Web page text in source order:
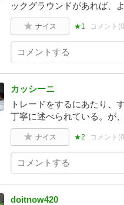
ックグラウンドがあれば、
ナイス ★1 コメント(0
カッシーニ
トレードをするにあたり、
丁寧に述べられている。が
ナイス ★2 コメント(0
doitnow420